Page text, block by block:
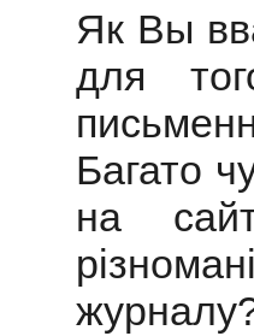
Як Вы
для
Багато
на